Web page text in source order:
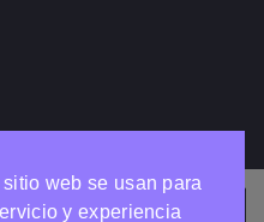
web se usan para
y experiencia